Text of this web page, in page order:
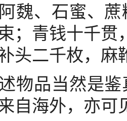
魏、石蜜、
；青钱十千贯
头二千枚，麻
品当然是鉴
自海外，亦可